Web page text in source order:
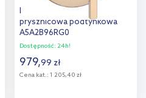
Roca Naia Rose Gold bateria
prysznicowa podtynkowa
A5A2B96RG0
Dostępność: 24h!
979,99 zł
Cena kat.: 1 205,40 zł